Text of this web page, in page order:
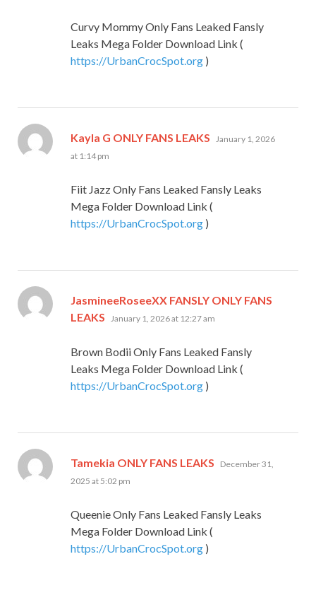
Curvy Mommy Only Fans Leaked Fansly
Leaks Mega Folder Download Link (
https://UrbanCrocSpot.org )
Kayla G ONLY FANS LEAKS says:
January 1, 2026
at 1:14 pm
Fiit Jazz Only Fans Leaked Fansly Leaks
Mega Folder Download Link (
https://UrbanCrocSpot.org )
JasmineeRoseeXX FANSLY ONLY FANS
LEAKS
says:
January 1, 2026 at 12:27 am
Brown Bodii Only Fans Leaked Fansly
Leaks Mega Folder Download Link (
https://UrbanCrocSpot.org )
Tamekia ONLY FANS LEAKS says:
December 31,
2025 at 5:02 pm
Queenie Only Fans Leaked Fansly Leaks
Mega Folder Download Link (
https://UrbanCrocSpot.org )